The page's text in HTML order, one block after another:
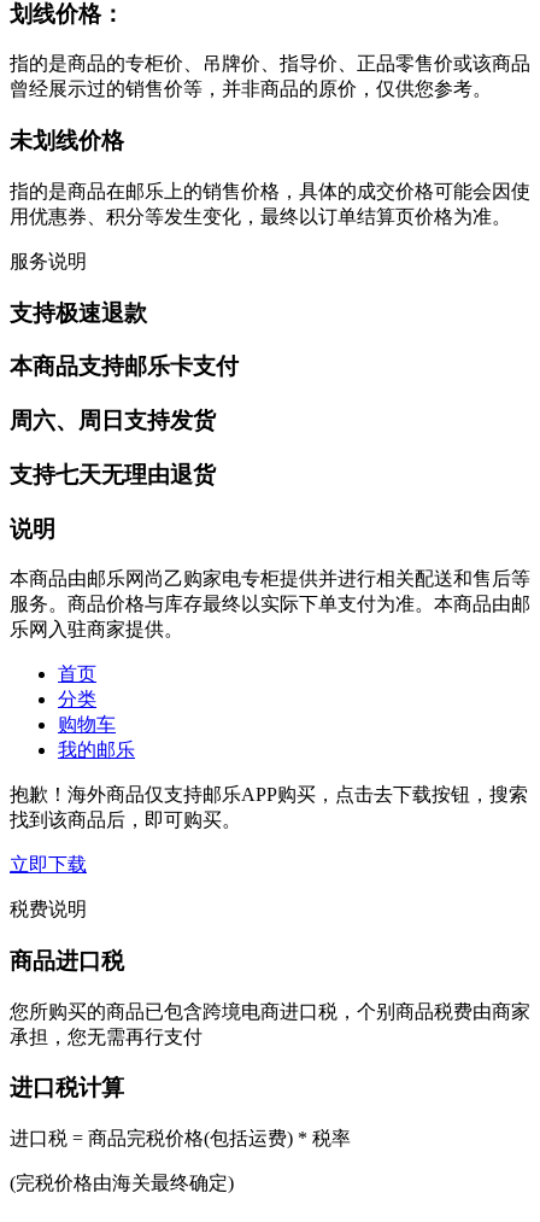
划线价格：
指的是商品的专柜价、吊牌价、指导价、正品零售价或该商品
曾经展示过的销售价等，并非商品的原价，仅供您参考。
未划线价格
指的是商品在邮乐上的销售价格，具体的成交价格可能会因使
用优惠券、积分等发生变化，最终以订单结算页价格为准。
服务说明
支持极速退款
本商品支持邮乐卡支付
周六、周日支持发货
支持七天无理由退货
说明
本商品由邮乐网尚乙购家电专柜提供并进行相关配送和售后等
服务。商品价格与库存最终以实际下单支付为准。本商品由邮
乐网入驻商家提供。
首页
分类
购物车
我的邮乐
抱歉！海外商品仅支持邮乐APP购买，点击去下载按钮，搜索
找到该商品后，即可购买。
立即下载
税费说明
商品进口税
您所购买的商品已包含跨境电商进口税，个别商品税费由商家
承担，您无需再行支付
进口税计算
进口税 = 商品完税价格(包括运费) * 税率
(完税价格由海关最终确定)